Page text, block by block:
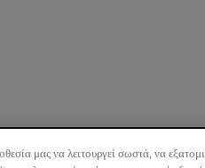
μας να λειτουργεί σωστά, να